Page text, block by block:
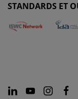
STANDARDS ET